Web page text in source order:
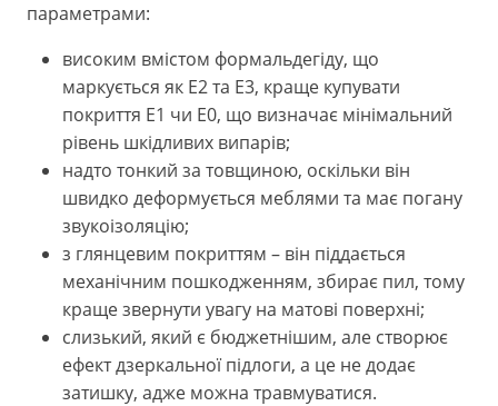
параметрами:
високим вмістом формальдегіду, що
маркується як Е2 та Е3, краще купувати
покриття Е1 чи Е0, що визначає мінімальний
рівень шкідливих випарів;
надто тонкий за товщиною, оскільки він
швидко деформується меблями та має погану
звукоізоляцію;
з глянцевим покриттям – він піддається
механічним пошкодженням, збирає пил, тому
краще звернути увагу на матові поверхні;
слизький, який є бюджетнішим, але створює
ефект дзеркальної підлоги, а це не додає
затишку, адже можна травмуватися.